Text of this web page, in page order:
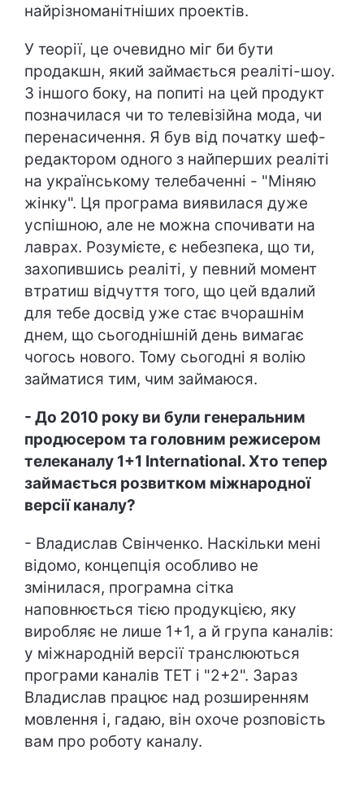
найрізноманітніших проектів.
У теорії, це очевидно міг би бути
продакшн, який займається реаліті-шоу.
З іншого боку, на попиті на цей продукт
позначилася чи то телевізійна мода, чи
перенасичення. Я був від початку шеф-
редактором одного з найперших реаліті
на українському телебаченні - "Міняю
жінку". Ця програма виявилася дуже
успішною, але не можна спочивати на
лаврах. Розумієте, є небезпека, що ти,
захопившись реаліті, у певний момент
втратиш відчуття того, що цей вдалий
для тебе досвід уже стає вчорашнім
днем, що сьогоднішній день вимагає
чогось нового. Тому сьогодні я волію
займатися тим, чим займаюся.
- До 2010 року ви були генеральним
продюсером та головним режисером
телеканалу 1+1 International. Хто тепер
займається розвитком міжнародної
версії каналу?
- Владислав Свінченко. Наскільки мені
відомо, концепція особливо не
змінилася, програмна сітка
наповнюється тією продукцією, яку
виробляє не лише 1+1, а й група каналів:
у міжнародній версії транслюються
програми каналів ТЕТ і "2+2". Зараз
Владислав працює над розширенням
мовлення і, гадаю, він охоче розповість
вам про роботу каналу.